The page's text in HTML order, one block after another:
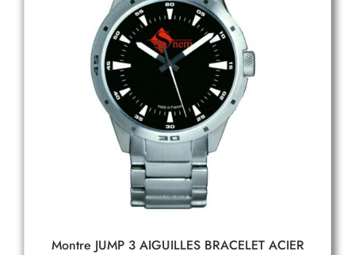
Montre JUMP 3 AIGUILLES BRACELET ACIER